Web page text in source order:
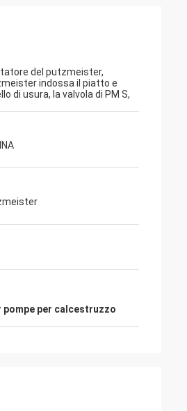
del putzmeister,
indossa il piatto e
di usura, la valvola di PM S,
pompe per calcestruzzo